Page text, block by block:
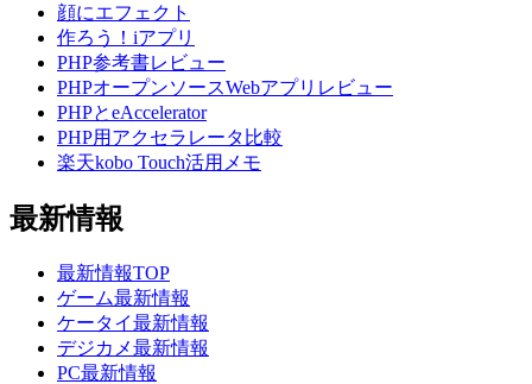
顔にエフェクト
作ろう！iアプリ
PHP参考書レビュー
PHPオープンソースWebアプリレビュー
PHPとeAccelerator
PHP用アクセラレータ比較
楽天kobo Touch活用メモ
最新情報
最新情報TOP
ゲーム最新情報
ケータイ最新情報
デジカメ最新情報
PC最新情報